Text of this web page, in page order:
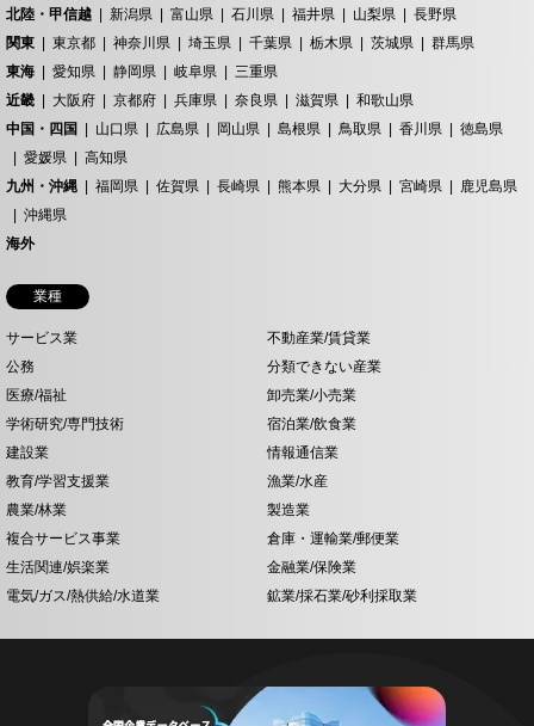
北陸・甲信越
新潟県 富山県 石川県 福井県 山梨県
長野県
関東
東京都 神奈川県 埼玉県 千葉県 栃木県 茨城県
群馬県
東海
愛知県 静岡県 岐阜県
三重県
近畿
大阪府 京都府 兵庫県 奈良県 滋賀県
和歌山県
中国・四国
山口県 広島県 岡山県 島根県 鳥取県 香川県
徳島県
愛媛県
高知県
九州・沖縄
福岡県 佐賀県 長崎県 熊本県 大分県 宮崎県
鹿児島県
沖縄県
海外
業種
サービス業
不動産業/賃貸業
公務
分類できない産業
医療/福祉
卸売業/小売業
学術研究/専門技術
宿泊業/飲食業
建設業
情報通信業
教育/学習支援業
漁業/水産
農業/林業
製造業
複合サービス事業
倉庫・運輸業/郵便業
生活関連/娯楽業
金融業/保険業
電気/ガス/熱供給/水道業
鉱業/採石業/砂利採取業